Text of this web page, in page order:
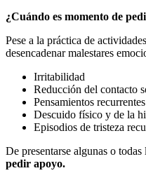
¿Cuándo es momento de
Pese a la práctica de
desencadenar malestares
Irritabilidad
Reducción del contacto
Pensamientos
Descuido físico y de la
Episodios de tristeza
De presentarse algunas o
pedir apoyo.